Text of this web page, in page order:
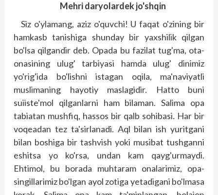
Mehri daryolardek jo'shqin
Siz o'ylamang, aziz o'quvchi! U faqat o'zining bir
hamkasb tanishiga shunday bir yaxshilik qilgan
bo'lsa qilgandir deb. Opada bu fazilat tug'ma, ota-
onasining ulug' tarbiyasi hamda ulug' dinimiz
yo'rig'ida bo'lishni istagan oqila, ma'naviyatli
muslimaning hayotiy maslagidir. Hatto buni
suiiste'mol qilganlarni ham bilaman. Salima opa
tabiatan mushfiq, hassos bir qalb sohibasi. Har bir
voqeadan tez ta'sirlanadi. Aql bilan ish yuritgani
bilan boshiga bir tashvish yoki musibat tushganni
eshitsa yo ko'rsa, undan kam qayg'urmaydi.
Ehtimol, bu borada muhtaram onalarimiz, opa-
singillarimiz bo'lgan ayol zotiga yetadigani bo'lmasa